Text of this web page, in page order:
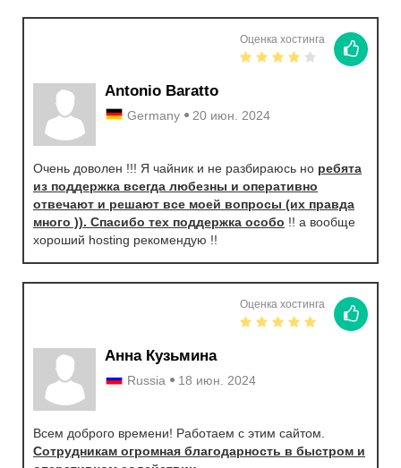
Оценка хостинга
Antonio Baratto
Germany 20 июн. 2024
Очень доволен !!! Я чайник и не разбираюсь но ребята
из поддержка всегда любезны и оперативно
отвечают и решают все моей вопросы (их правда
много )). Спасибо тех поддержка особо !! а вообще
хороший hosting рекомендую !!
Оценка хостинга
Анна Кузьмина
Russia 18 июн. 2024
Всем доброго времени! Работаем с этим сайтом.
Сотрудникам огромная благодарность в быстром и